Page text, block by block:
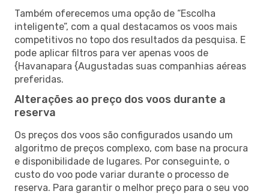
Também oferecemos uma opção de “Escolha
inteligente”, com a qual destacamos os voos mais
competitivos no topo dos resultados da pesquisa. E
pode aplicar filtros para ver apenas voos de
{Havanapara {Augustadas suas companhias aéreas
preferidas.
Alterações ao preço dos voos durante a
reserva
Os preços dos voos são configurados usando um
algoritmo de preços complexo, com base na procura
e disponibilidade de lugares. Por conseguinte, o
custo do voo pode variar durante o processo de
reserva. Para garantir o melhor preço para o seu voo